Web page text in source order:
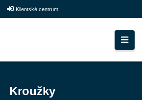
Klientské centrum
Kroužky